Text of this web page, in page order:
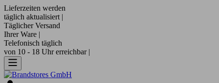
Lieferzeiten werden
täglich aktualisiert |
Täglicher Versand
Ihrer Ware |
Telefonisch täglich
von 10 - 18 Uhr erreichbar |